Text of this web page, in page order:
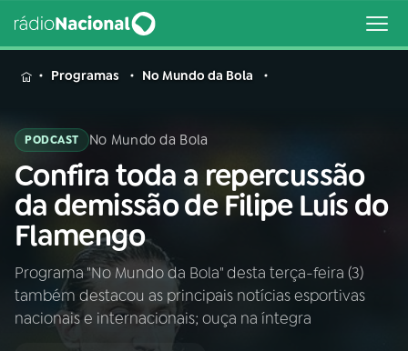
MENU
Buscar
na
Rádio
Nacional
Buscar
AO VIVO
INÍCIO
Programas No Mundo da Bola
PODCAST No Mundo da Bola
Confira toda a repercussão
da demissão de Filipe Luís do
Flamengo
Programa "No Mundo da Bola" desta terça-feira (3)
também destacou as principais notícias esportivas
nacionais e internacionais; ouça na íntegra